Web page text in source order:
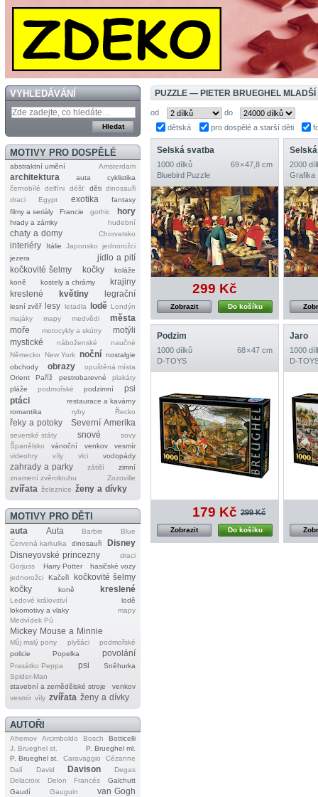
VYHLEDÁVÁNÍ
MOTIVY PRO DOSPĚLÉ
abstraktní umění Amsterdam
architektura auta
cyklistika
černobílé
delfíni déšť děti dinosauři
draci
Egypt exotika
fantasy
filmy a seriály
Francie gothic hory
hrady a zámky hudební
chaty a domy Chorvatsko
interiéry Itálie Japonsko
jednorožci
jezera
jídlo a pití
kočkovité šelmy
kočky
koláže
koně
kostely a chrámy
krajiny
kreslené
květiny legrační
lesní zvěř lesy letadla lodě Londýn
majáky
mapy medvědi
města
moře
motocykly a skútry
motýli
mystické
náboženské
naučné
Německo
New York noční nostalgie
obchody
obrazy
opuštěná místa
Orient
Paříž pestrobarevné
plakáty
pláže
podmořské podzimní
psi
ptáci
restaurace a kavárny
romantika
ryby Řecko
řeky a potoky Severní Amerika
severské státy snové
sovy
Španělsko
vánoční venkov
vesmír
videohry
víly vlci vodopády
zahrady a parky zátiší
zimní
znamení zvěrokruhu
Zozoville
zvířata železnice ženy a dívky
MOTIVY PRO DĚTI
auta Auta Barbie
Blue
Červená karkulka
dinosauři
Disney
Disneyovské princezny
draci
Gorjuss
Harry Potter
hasičské vozy
jednorožci
Kačeři
kočkovité šelmy
kočky
koně kreslené
Ledové království
lodě
lokomotivy a vlaky
mapy
Medvídek Pú
Mickey Mouse a Minnie
Můj malý pony plyšáci
podmořské
policie
Popelka povolání
Prasátko Peppa psi
Sněhurka
Spider‐Man
stavební a zemědělské stroje
venkov
vesmír víly zvířata ženy a dívky
AUTOŘI
Afremov Arcimboldo Bosch
Botticelli
J. Brueghel st.
P. Brueghel ml.
P. Brueghel st.
Caravaggio
Cézanne
Dalí
David Davison
Degas
Delacroix
Delon Francés
Galchutt
Gaudí
Gauguin
van Gogh
PUZZLE — PIETER BRUEGHEL MLADŠÍ
od
do
dětská
pro dospělé a starší děti
Selská svatba
1000 dílků
69 × 47,8 cm
Bluebird Puzzle
299 Kč
Do košíku
Zobrazit
2000
Grafika
Podzim
1000 dílků
68 × 47 cm
D‐TOYS
179 Kč 299 Kč
Do košíku
Zobrazit
Jaro
1000